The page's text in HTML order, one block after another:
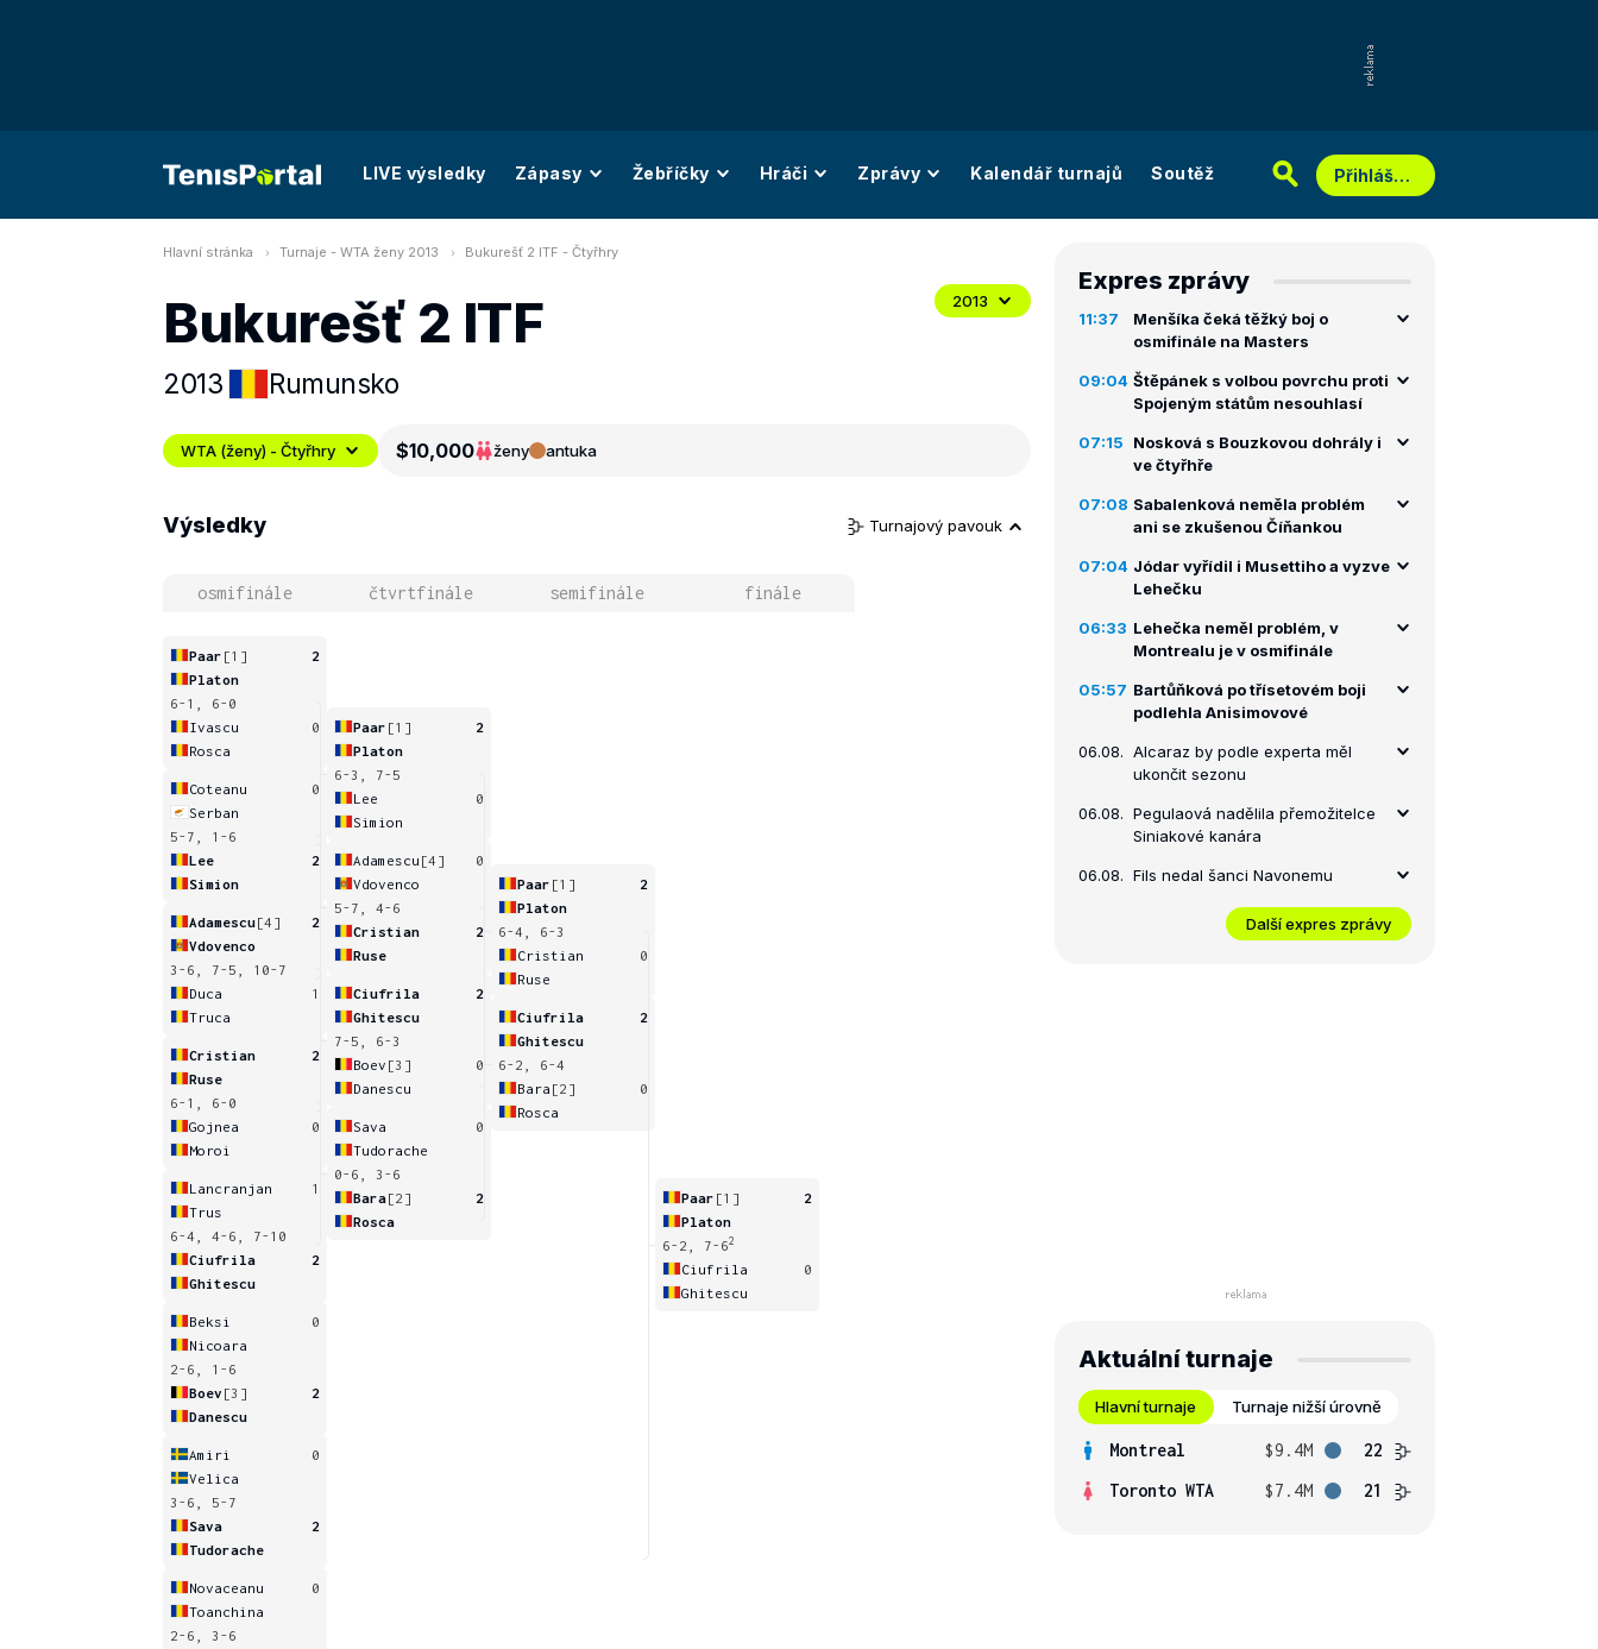
LIVE výsledky Zápasy Žebříčky Hráči Zprávy Kalendář turnajů Soutěž Přihlášení
Hlavní stránka Turnaje - WTA ženy 2013 Bukurešť 2 ITF - Čtyřhry
Bukurešť 2 ITF
2013 Rumunsko
2013
WTA (ženy) - Čtyřhry $10,000 ženy antuka
Výsledky Turnajový pavouk
osmifinále čtvrtfinále semifinále finále
Paar [1]
2
Platon
6-1, 6-0
Ivascu
0
Rosca
Coteanu
0
Serban
5-7, 1-6
Lee
2
Simion
Adamescu[4]
2
Vdovenco
3-6, 7-5, 10-7
Duca
1
Truca
Cristian
2
Ruse
6-1, 6-0
Gojnea
0
Moroi
Lancranjan
1
Trus
6-4, 4-6, 7-10
Ciufrila
2
Ghitescu
Beksi
0
Nicoara
2-6, 1-6
Boev [3]
2
Danescu
Amiri
0
Velica
3-6, 5-7
Sava
2
Tudorache
Novaceanu
0
Toanchina
2-6, 3-6
Paar [1]
2
Platon
6-3, 7-5
Lee
0
Simion
Adamescu [4]
0
Vdovenco
5-7, 4-6
Cristian
2
Ruse
Ciufrila
2
Ghitescu
7-5, 6-3
Boev [3]
0
Danescu
Sava
0
Tudorache
0-6, 3-6
Bara[2]
2
Rosca
Paar [1]
2
Platon
6-4, 6-3
Cristian
0
Ruse
Ciufrila
2
Ghitescu
6-2, 6-4
Bara [2]
0
Rosca
Paar [1]
2
Platon
6-2, 7-62
Ciufrila
0
Ghitescu
Expres zprávy
11:37
Menšíka čeká těžký boj o
osmifinále na Masters
09:04 Štěpánek s volbou povrchu proti
Spojeným státům nesouhlasí
07:15
Nosková s Bouzkovou dohrály i
ve čtyřhře
07:08 Sabalenková neměla problém
ani se zkušenou Číňankou
07:04 Jódar vyřídil i Musettiho a vyzve
Lehečku
06:33 Lehečka neměl problém, v
Montrealu je v osmifinále
05:57 Bartůňková po třísetovém boji
podlehla Anisimovové
06.08. Alcaraz by podle experta měl
ukončit sezonu
06.08. Pegulaová nadělila přemožitelce
Siniakové kanára
06.08. Fils nedal šanci Navonemu
Další expres zprávy
Aktuální turnaje
Hlavní turnaje Turnaje nižší úrovně
Montreal $9.4M
22
Toronto WTA
$7.4M 21